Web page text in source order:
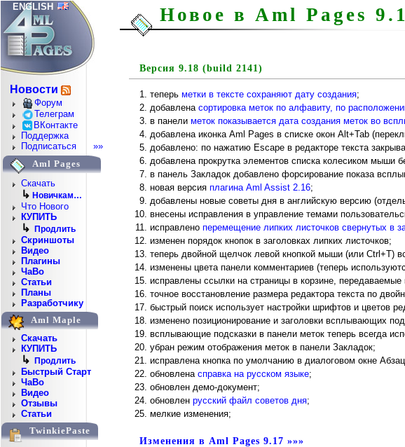
ENGLISH
Новости
Форум
Телеграм
ВКонтакте
Поддержка
Подписаться
»»
Aml Pages
Скачать
↳ Новичкам…
Что Нового
КУПИТЬ
↳ Продлить
Скриншоты
Видео
Плагины
ЧаВо
Статьи
Планы
Разработчику
Aml Maple
Скачать
КУПИТЬ
↳ Продлить
Быстрый Старт
ЧаВо
Видео
Отзывы
Статьи
TwinkiePaste
Новое в Aml Pages
Версия 9.18 (build 2141)
теперь метки в тексте сохраняют дату создания;
добавлена сортировка меток по алфавиту, по
в панели меток показывается дата создания меток во
добавлена иконка Aml Pages в списке окон Alt+Tab
добавлено: по нажатию Escape в редакторе текста
добавлена прокрутка элементов списка колесиком мыши
в панель Закладок добавлено форсирование показа
новая версия плагина Aml Assist 2.16;
добавлены новые советы дня в английскую версию
внесены исправления в управление темами
исправлено перемещение липких листочков свернутых в
изменен порядок кнопок в заголовках липких листочков;
теперь двойной щелчок левой кнопкой мыши (или Ctrl+T)
изменены цвета панели комментариев (теперь
исправлены ссылки на страницы в корзине,
точное восстановление размера редактора текста по
быстрый поиск использует настройки шрифтов и цветов
изменено позиционирование и заголовки всплывающих
всплывающие подсказки в панели меток теперь всегда
убран режим отображения меток в панели Закладок;
исправлена кнопка по умолчанию в диалоговом окне
обновлена справка на русском языке;
обновлен демо-документ;
обновлен русский файл советов дня;
мелкие изменения;
Изменения в Aml Pages 9.17 »»»